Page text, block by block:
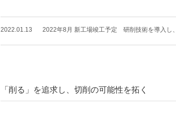
2022.01.13 2022年8月 新工場竣工予定 研削技術を導入し
「削る」を追求し、切削の可能性を拓く